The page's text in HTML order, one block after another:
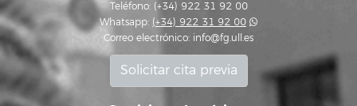
Teléfono: (+34) 922 31 92 00
Whatsapp: (+34) 922 31 92 00
Correo electrónico: info@fg.ull.es
Solicitar cita previa